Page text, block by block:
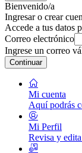
Bienvenido/a
Ingresar o crear
Accede a tus datos
Correo electrónico
Ingrese un correo
Continuar
Mi cuenta
Aquí podrás
Mi Perfil
Revisa y